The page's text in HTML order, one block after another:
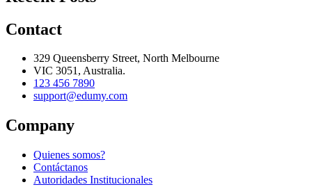
Contact
329 Queensberry Street, North Melbourne
VIC 3051, Australia.
123 456 7890
support@edumy.com
Company
Quienes somos?
Contáctanos
Autoridades Institucionales